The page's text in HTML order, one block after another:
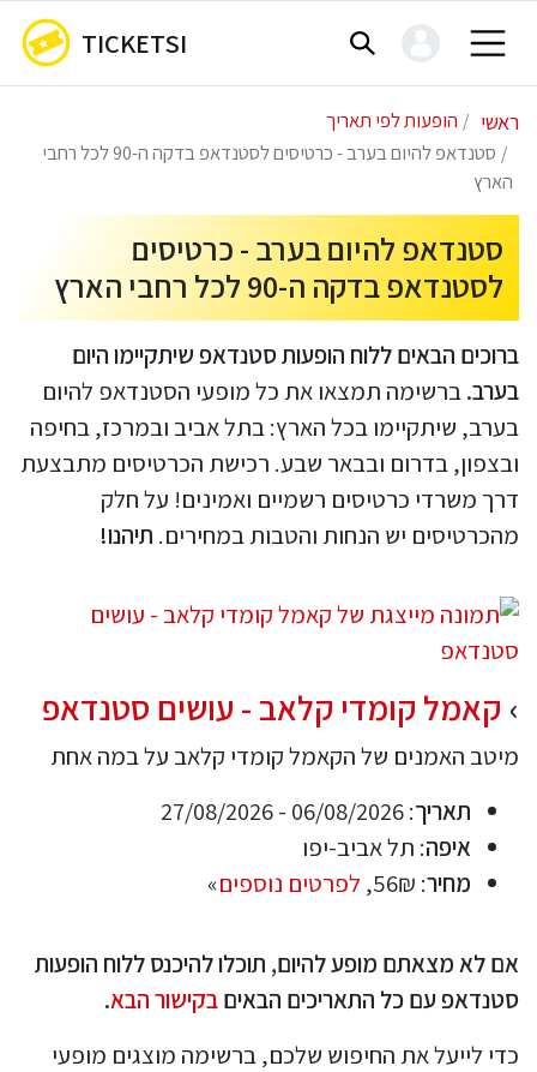
TICKETSI
ראשי
הופעות לפי תאריך
סטנדאפ להיום בערב - כרטיסים לסטנדאפ בדקה ה-90 לכל רחבי
הארץ
סטנדאפ להיום בערב - כרטיסים
לסטנדאפ בדקה ה-90 לכל רחבי הארץ
ברוכים הבאים ללוח הופעות סטנדאפ שיתקיימו היום
בערב.ברשימה תמצאו את כל מופעי הסטנדאפ להיום
בערב, שיתקיימו בכל הארץ: בתל אביב ובמרכז, בחיפה
ובצפון, בדרום ובבאר שבע. רכישת הכרטיסים מתבצעת
דרך משרדי כרטיסים רשמיים ואמינים! על חלק
מהכרטיסים יש הנחות והטבות במחירים. תיהנו!
קאמל קומדי קלאב - עושים סטנדאפ
מיטב האמנים של הקאמל קומדי קלאב על במה אחת
תאריך: 06/08/2026 - 27/08/2026
איפה: תל אביב-יפו
מחיר: 56₪, לפרטים נוספים»
אם לא מצאתם מופע להיום, תוכלו להיכנס ללוח הופעות
סטנדאפ עם כל התאריכים הבאיםבקישור הבא.
כדי לייעל את החיפוש שלכם, ברשימה מוצגים מופעי